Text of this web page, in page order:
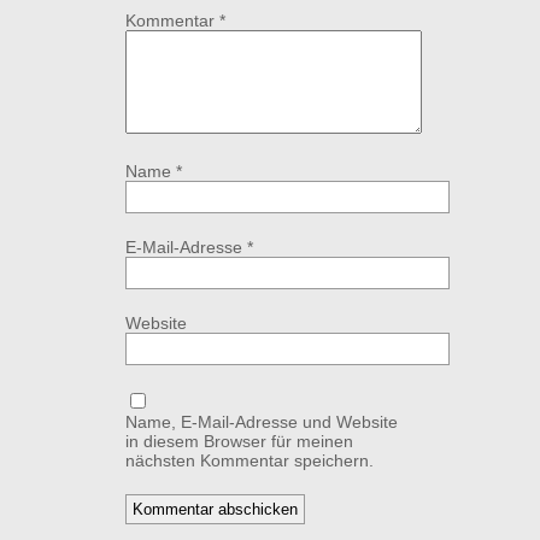
Kommentar *
Name *
E-Mail-Adresse *
Website
Name, E-Mail-Adresse und Website
in diesem Browser für meinen
nächsten Kommentar speichern.